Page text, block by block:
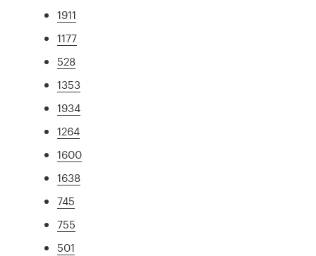
1911
1177
528
1353
1934
1264
1600
1638
745
755
501